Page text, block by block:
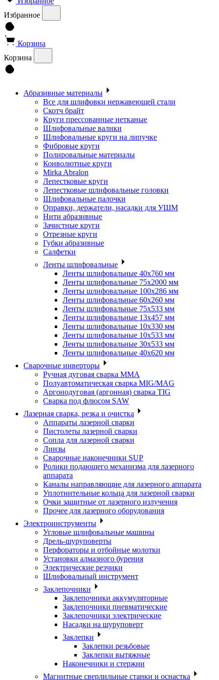
Избранное
Корзина
Корзина
Абразивные материалы
Все для шлифовки нержавеющей стали
Скотч брайт
Круги прессованные нетканые
Шлифовальные валики
Шлифовальные круги на липучке
Фибровые круги
Полировальные материалы
Конволютные круги
Mirka Abralon
Лепестковые круги
Лепестковые шлифовальные головки
Шлифовальные палочки
Оправки, держатели, насадки для УШМ
Нити абразивные
Зачистные круги
Отрезные круги
Губки абразивные
Салфетки
Ленты шлифовальные
Ленты шлифовальные 40х760 мм
Ленты шлифовальные 75х2000 мм
Ленты шлифовальные 100х286 мм
Ленты шлифовальные 60х260 мм
Ленты шлифовальные 75х533 мм
Ленты шлифовальные 13х457 мм
Ленты шлифовальные 10х330 мм
Ленты шлифовальные 10х533 мм
Ленты шлифовальные 30х533 мм
Ленты шлифовальные 40х620 мм
Сварочные инверторы
Ручная дуговая сварка MMA
Полуавтоматическая сварка MIG/MAG
Аргонодуговая (аргонная) сварка TIG
Сварка под флюсом SAW
Лазерная сварка, резка и очистка
Аппараты лазерной сварки
Пистолеты лазерной сварки
Сопла для лазерной сварки
Линзы
Сварочные наконечники SUP
Ролики подающего механизма для лазерного
аппарата
Каналы направляющие для лазерного аппарата
Уплотнительные кольца для лазерной сварки
Очки защитные от лазерного излучения
Прочее для лазерного оборудования
Электроинструменты
Угловые шлифовальные машины
Дрель-шуруповерты
Перфораторы и отбойные молотки
Установки алмазного бурения
Электрические резчики
Шлифовальный инструмент
Заклепочники
Заклепочники аккумуляторные
Заклепочники пневматические
Заклепочники электрические
Насадки на шуруповерт
Заклепки
Заклепки резьбовые
Заклепки вытяжные
Наконечники и стержни
Магнитные сверлильные станки и оснастка